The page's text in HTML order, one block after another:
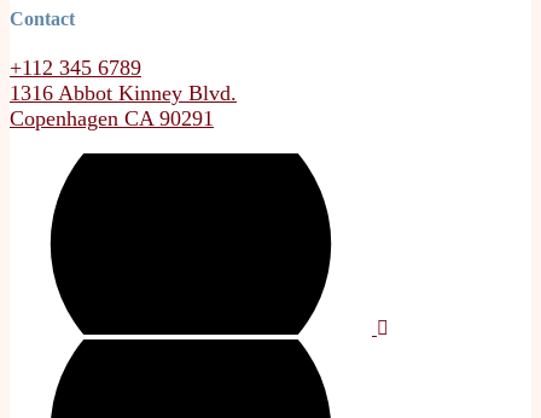
Contact
+112 345 6789
1316 Abbot Kinney Blvd.
Copenhagen CA 90291